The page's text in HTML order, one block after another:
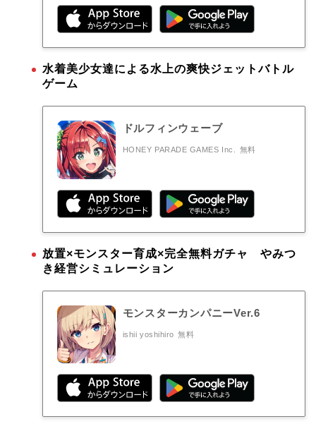
水着美少女達による水上の爽快ジェットバトル
ゲーム
ドルフィンウェーブ
HONEY PARADE GAMES Inc. 無料
放置×モンスター育成×完全無料ガチャ やみつ
き経営シミュレーション
モンスターカンパニーVer.6
ishii yoshihiro 無料